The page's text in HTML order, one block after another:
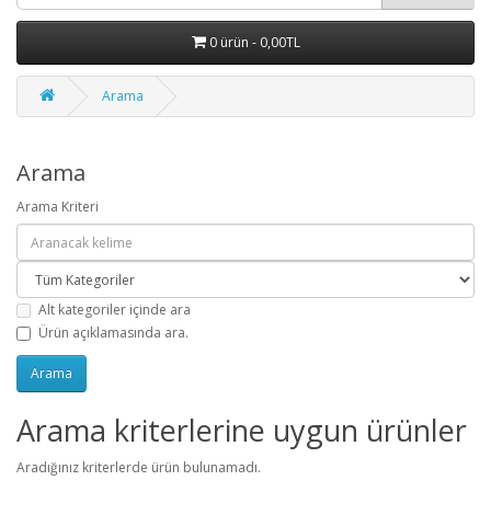
0 ürün - 0,00TL
Arama
Arama
Arama Kriteri
Alt kategoriler içinde ara
Ürün açıklamasında ara.
Arama kriterlerine uygun ürünler
Aradığınız kriterlerde ürün bulunamadı.